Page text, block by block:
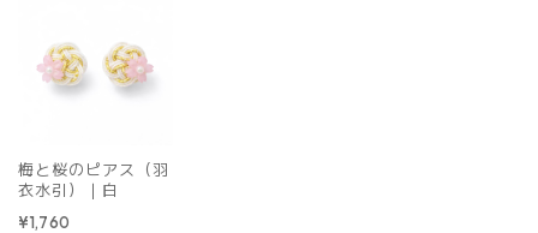
梅と桜のピアス（羽
衣水引）｜白
¥1,760